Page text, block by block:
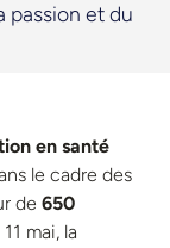
passion et du
en santé
le cadre des
de 650
mai, la